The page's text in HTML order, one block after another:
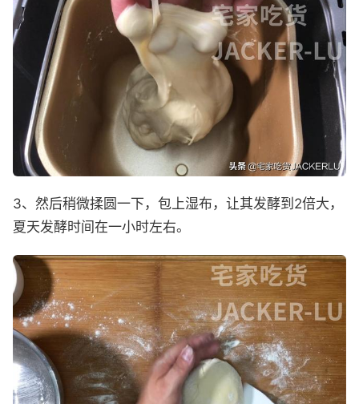
3、然后稍微揉圆一下，包上湿布，让其发酵到2倍大，
夏天发酵时间在一小时左右。